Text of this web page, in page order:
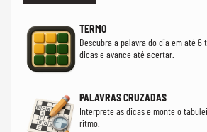
TERMO
Descubra a palavra do dia em até 6
dicas e avance até acertar.
PALAVRAS CRUZADAS
Interprete as dicas e monte o
ritmo.